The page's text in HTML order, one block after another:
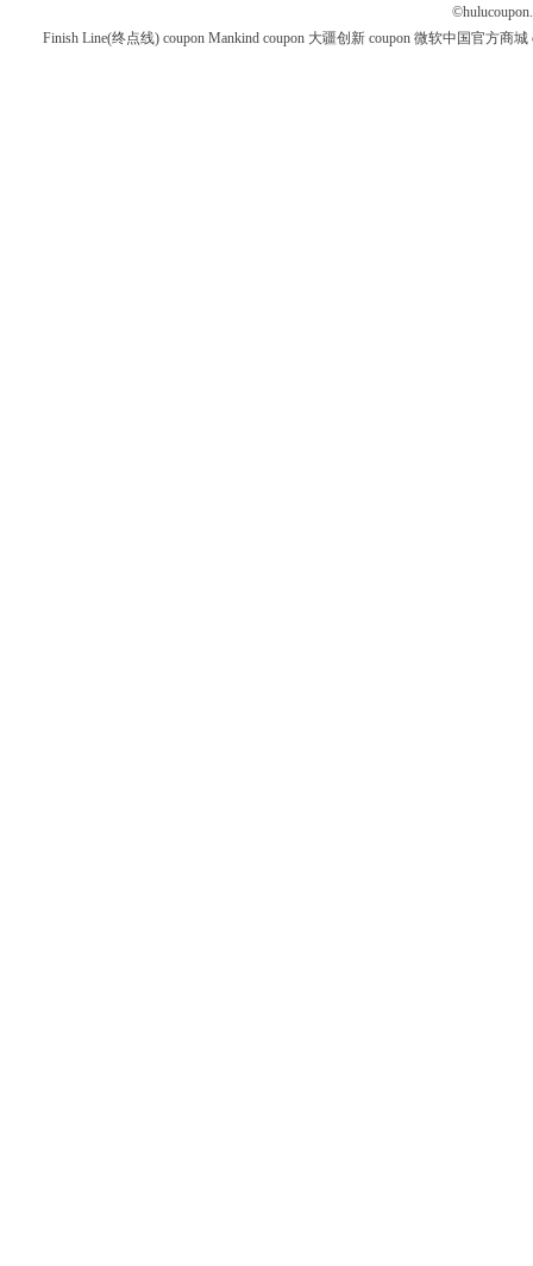
©
Finish Line(终点线) coupon Mankind coupon 大疆创新 coupon 微软中国官方商城